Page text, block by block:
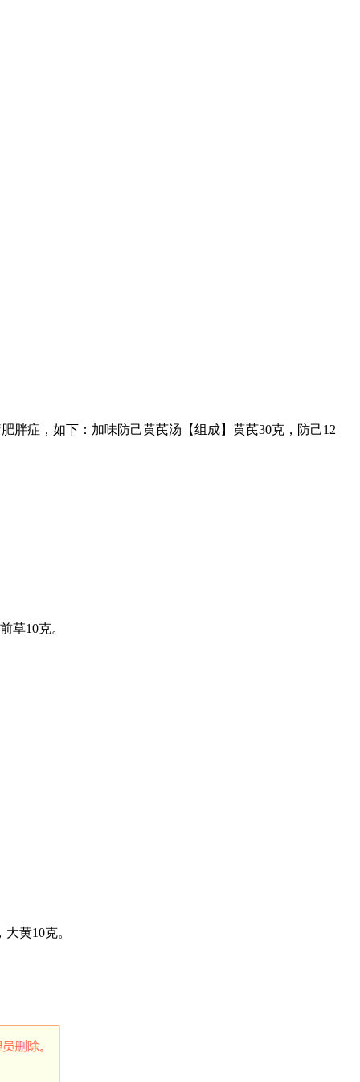
胖症，如下：加味防己黄芪汤【组成】黄芪30克，防己12
草10克。
黄10克。